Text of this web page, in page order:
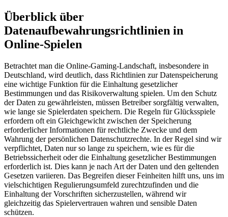
Überblick über
Datenaufbewahrungsrichtlinien in
Online-Spielen
Betrachtet man die Online-Gaming-Landschaft, insbesondere in
Deutschland, wird deutlich, dass Richtlinien zur Datenspeicherung
eine wichtige Funktion für die Einhaltung gesetzlicher
Bestimmungen und das Risikoverwaltung spielen. Um den Schutz
der Daten zu gewährleisten, müssen Betreiber sorgfältig verwalten,
wie lange sie Spielerdaten speichern. Die Regeln für Glücksspiele
erfordern oft ein Gleichgewicht zwischen der Speicherung
erforderlicher Informationen für rechtliche Zwecke und dem
Wahrung der persönlichen Datenschutzrechte. In der Regel sind wir
verpflichtet, Daten nur so lange zu speichern, wie es für die
Betriebssicherheit oder die Einhaltung gesetzlicher Bestimmungen
erforderlich ist. Dies kann je nach Art der Daten und den geltenden
Gesetzen variieren. Das Begreifen dieser Feinheiten hilft uns, uns im
vielschichtigen Regulierungsumfeld zurechtzufinden und die
Einhaltung der Vorschriften sicherzustellen, während wir
gleichzeitig das Spielervertrauen wahren und sensible Daten
schützen.